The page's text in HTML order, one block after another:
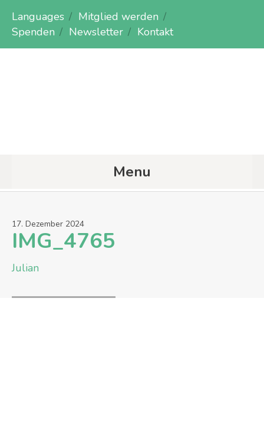
Languages
Mitglied werden
Spenden
Newsletter Kontakt
Menu
17. Dezember 2024
IMG_4765
Julian